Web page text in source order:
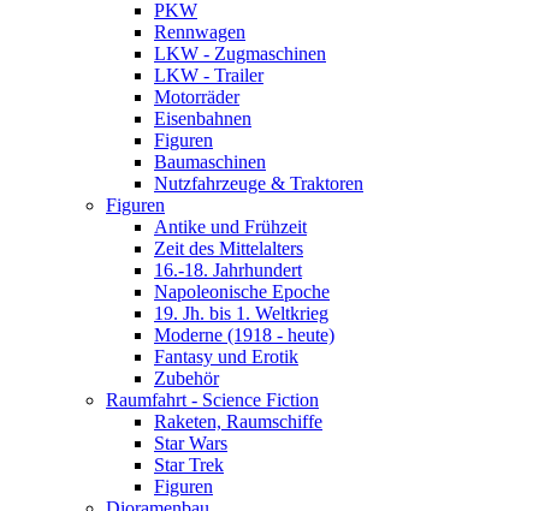
PKW
Rennwagen
LKW - Zugmaschinen
LKW - Trailer
Motorräder
Eisenbahnen
Figuren
Baumaschinen
Nutzfahrzeuge & Traktoren
Figuren
Antike und Frühzeit
Zeit des Mittelalters
16.-18. Jahrhundert
Napoleonische Epoche
19. Jh. bis 1. Weltkrieg
Moderne (1918 - heute)
Fantasy und Erotik
Zubehör
Raumfahrt - Science Fiction
Raketen, Raumschiffe
Star Wars
Star Trek
Figuren